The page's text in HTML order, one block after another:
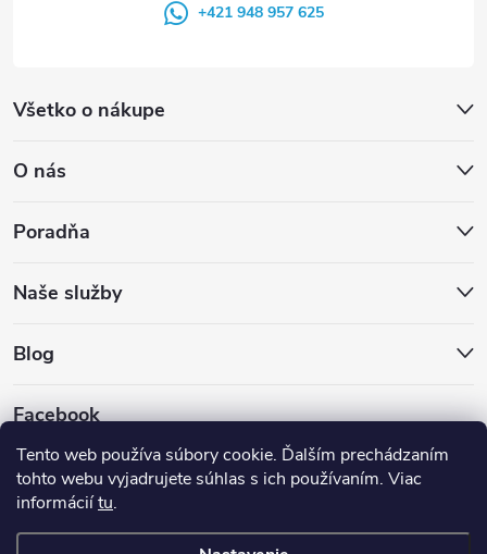
Tento web používa súbory cookie. Ďalším prechádzaním
tohto webu vyjadrujete súhlas s ich používaním. Viac
informáciítu.
Všetko o nákupe
O nás
Poradňa
Naše služby
Blog
Facebook
+421 948 957 625